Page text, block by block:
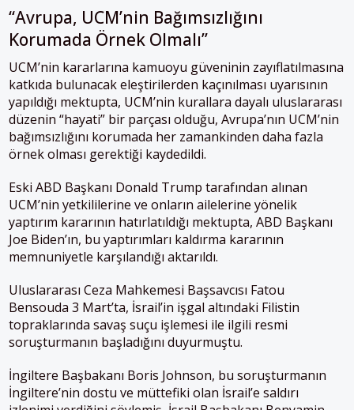
“Avrupa, UCM’nin Bağımsızlığını
Korumada Örnek Olmalı”
UCM’nin kararlarına kamuoyu güveninin zayıflatılmasına
katkıda bulunacak eleştirilerden kaçınılması uyarısının
yapıldığı mektupta, UCM’nin kurallara dayalı uluslararası
düzenin “hayati” bir parçası olduğu, Avrupa’nın UCM’nin
bağımsızlığını korumada her zamankinden daha fazla
örnek olması gerektiği kaydedildi.
Eski ABD Başkanı Donald Trump tarafından alınan
UCM’nin yetkililerine ve onların ailelerine yönelik
yaptırım kararının hatırlatıldığı mektupta, ABD Başkanı
Joe Biden’ın, bu yaptırımları kaldırma kararının
memnuniyetle karşılandığı aktarıldı.
Uluslararası Ceza Mahkemesi Başsavcısı Fatou
Bensouda 3 Mart’ta, İsrail’in işgal altındaki Filistin
topraklarında savaş suçu işlemesi ile ilgili resmi
soruşturmanın başladığını duyurmuştu.
İngiltere Başbakanı Boris Johnson, bu soruşturmanın
İngiltere’nin dostu ve müttefiki olan İsrail’e saldırı